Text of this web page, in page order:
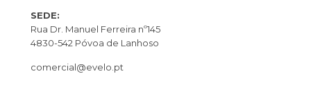
SEDE:
Rua Dr. Manuel Ferreira nº145
4830-542 Póvoa de Lanhoso
comercial@evelo.pt